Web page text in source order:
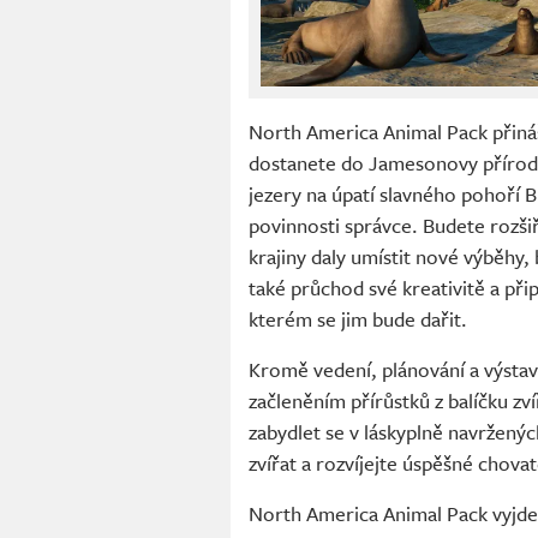
North America Animal Pack
dostanete do Jamesonovy
jezery na úpatí slavného pohoří
povinnosti správce. Budete
krajiny daly umístit nové
také průchod své kreativitě a
kterém se jim bude dařit.
Kromě vedení, plánování a
začleněním přírůstků z balíčku
zabydlet se v láskyplně
zvířat a rozvíjejte úspěšné
North America Animal Pack